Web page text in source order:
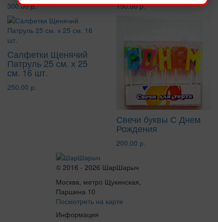
300.00 р. 150.00 р.
Салфетки Щенячий
Патруль 25 см. х 25
см. 16 шт.
250.00 р.
Свечи буквы С Днем
Рождения
200.00 р.
© 2016 - 2026 ШарШарыч
Москва, метро Щукинская,
Паршина 10
Посмотреть на карте
Информация